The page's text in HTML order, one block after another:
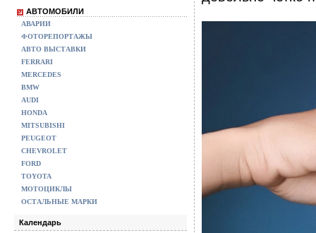
АВТОМОБИЛИ
АВАРИИ
ФОТОРЕПОРТАЖЫ
АВТО ВЫСТАВКИ
FERRARI
MERCEDES
BMW
AUDI
HONDA
MITSUBISHI
PEUGEOT
CHEVROLET
FORD
TOYOTA
МОТОЦИКЛЫ
ОСТАЛЬНЫЕ МАРКИ
Календарь